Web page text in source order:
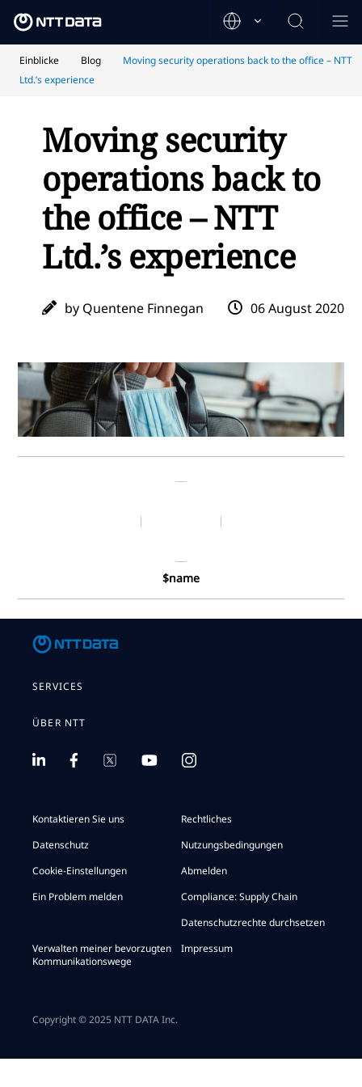
Einblicke Blog
Moving security operations back to the office – NTT
Ltd.’s experience
Moving security
operations back to
the office – NTT
Ltd.’s experience
by Quentene Finnegan 06 August 2020
$name
SERVICES
ÜBER NTT
Kontaktieren Sie uns
Rechtliches
Datenschutz
Nutzungsbedingungen
Cookie-Einstellungen
Abmelden
Ein Problem melden
Compliance: Supply Chain
Datenschutzrechte durchsetzen
Verwalten meiner bevorzugten
Kommunikationswege
Impressum
Copyright © 2025 NTT DATA Inc.